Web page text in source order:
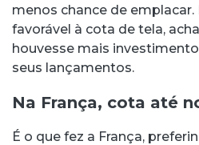
menos chance de emplacar.
favorável à cota de tela,
houvesse mais
seus lançamentos.
Na França, cota até
É o que fez a França,